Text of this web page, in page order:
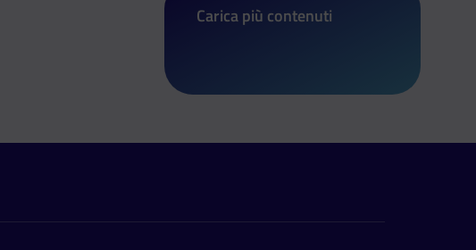
Carica più contenuti